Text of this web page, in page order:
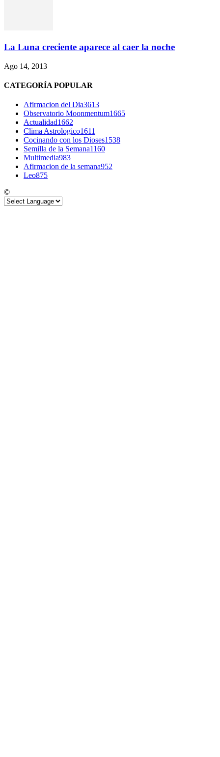
La Luna creciente aparece al caer la noche
Ago 14, 2013
CATEGORÍA POPULAR
Afirmacion del Dia3613
Observatorio Moonmentum1665
Actualidad1662
Clima Astrologico1611
Cocinando con los Dioses1538
Semilla de la Semana1160
Multimedia983
Afirmacion de la semana952
Leo875
©